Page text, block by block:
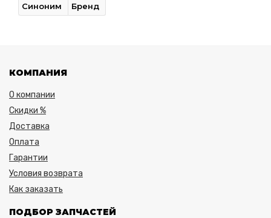
Синоним Бренд
КОМПАНИЯ
О компании
Скидки %
Доставка
Оплата
Гарантии
Условия возврата
Как заказать
ПОДБОР ЗАПЧАСТЕЙ